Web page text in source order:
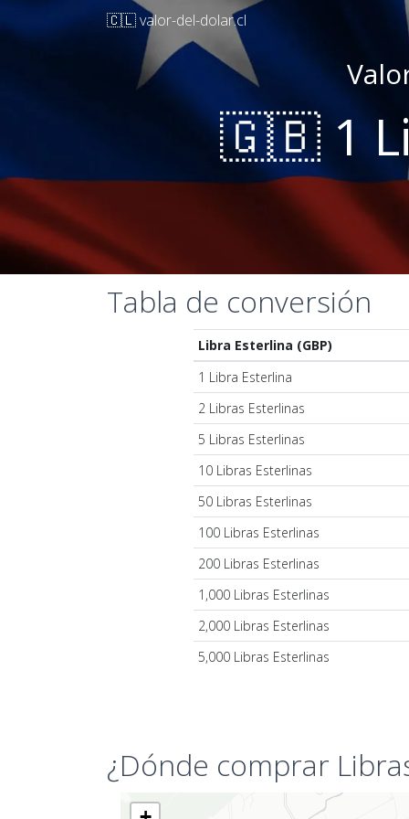
🇨🇱 valor-del-dolar.cl
🇬🇧 1
Tabla de conversión
Libra Esterlina (GBP)
1 Libra Esterlina
2 Libras Esterlinas
5 Libras Esterlinas
10 Libras Esterlinas
50 Libras Esterlinas
100 Libras Esterlinas
200 Libras Esterlinas
1,000 Libras Esterlinas
2,000 Libras Esterlinas
5,000 Libras Esterlinas
¿Dónde comprar